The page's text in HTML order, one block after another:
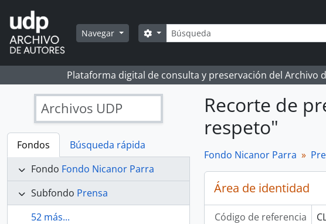
Skip to main content
Navegar Búsqueda
Search options
Plataforma digital de consulta y preservación del Archivo
Archivos UDP
Fondos
Búsqueda rápida
Fondo Fondo Nicanor Parra
Subfondo Prensa
52 más...
Recorte de
respeto"
Fondo Nicanor Parra
Área de identidad
Código de referencia